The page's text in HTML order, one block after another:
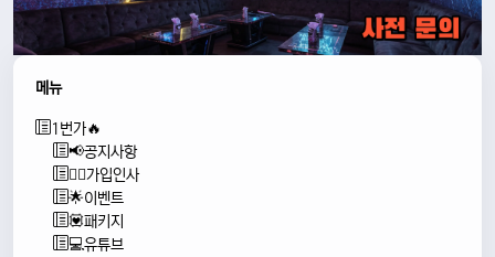
메뉴
1번가🔥
📢공지사항
🙇‍♂️가입인사
🌟이벤트
💟패키지
💻유튜브